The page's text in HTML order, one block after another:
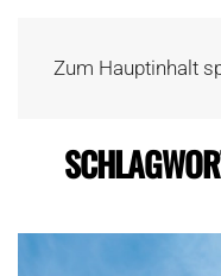
Zum Hauptinhalt